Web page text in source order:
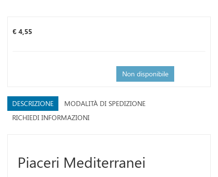
Prezzo
€ 4,55
Non disponibile
DESCRIZIONE
MODALITÀ DI SPEDIZIONE
RICHIEDI INFORMAZIONI
Piaceri Mediterranei